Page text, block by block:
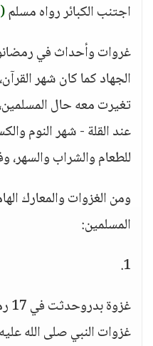
اجتنب الكبائر رواه مسلم(233)
غروات وأحداث في
الجهاد كما كان شهر
تغيرت معه حال
عند القلة - شهر النوم
للطعام والشراب والسهر،
ومن الغزوات والمعارك
المسلمين:
1.
غزوات النبي صلى الله